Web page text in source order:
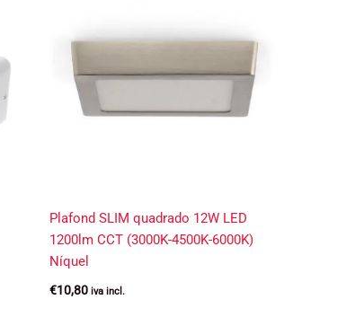
Plafond SLIM quadrado 12W LED
1200lm CCT (3000K-4500K-6000K)
Níquel
€10,80 iva incl.